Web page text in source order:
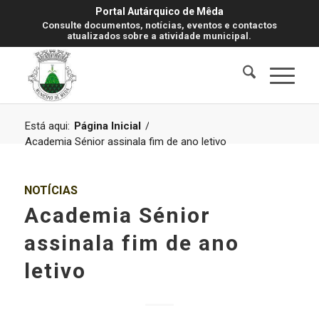
Portal Autárquico de Mêda
Consulte documentos, notícias, eventos e contactos
atualizados sobre a atividade municipal.
Está aqui: Página Inicial /
Academia Sénior assinala fim de ano letivo
NOTÍCIAS
Academia Sénior
assinala fim de ano
letivo